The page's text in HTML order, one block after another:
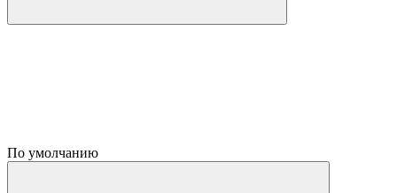
По умолчанию